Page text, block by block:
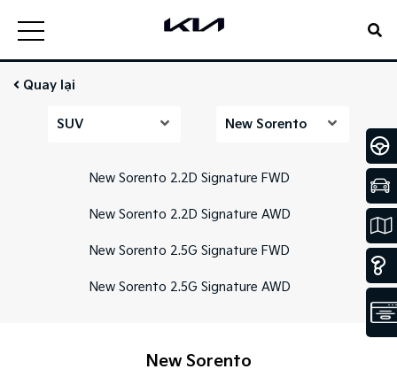
Quay lại
SUV New Sorento
New Sorento 2.2D Signature FWD
New Sorento 2.2D Signature AWD
New Sorento 2.5G Signature FWD
New Sorento 2.5G Signature AWD
New Sorento